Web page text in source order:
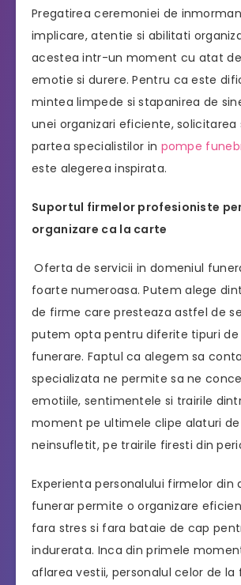
Pregatirea ceremoniei de
implicare, atentie si abilitati
acestea intr-un moment cu atat
emotie si durere. Pentru ca este
mintea limpede si stapanirea de
unei organizari eficiente, solicitarea
partea specialistilor in pompe
este alegerea inspirata.
Suportul firmelor profesioniste
organizare ca la carte
Oferta de servicii in domeniul
foarte numeroasa. Putem alege
de firme care presteaza astfel de
putem opta pentru diferite tipuri
funerare. Faptul ca alegem sa
specializata ne permite sa ne
emotiile, sentimentele si trairile
moment pe ultimele clipe alaturi
neinsufletit, pe trairile firesti din
Experienta personalului firmelor din
funerar permite o organizare
fara stres si fara bataie de cap
indurerata. Inca din primele
aflarea vestii, personalul celor de la